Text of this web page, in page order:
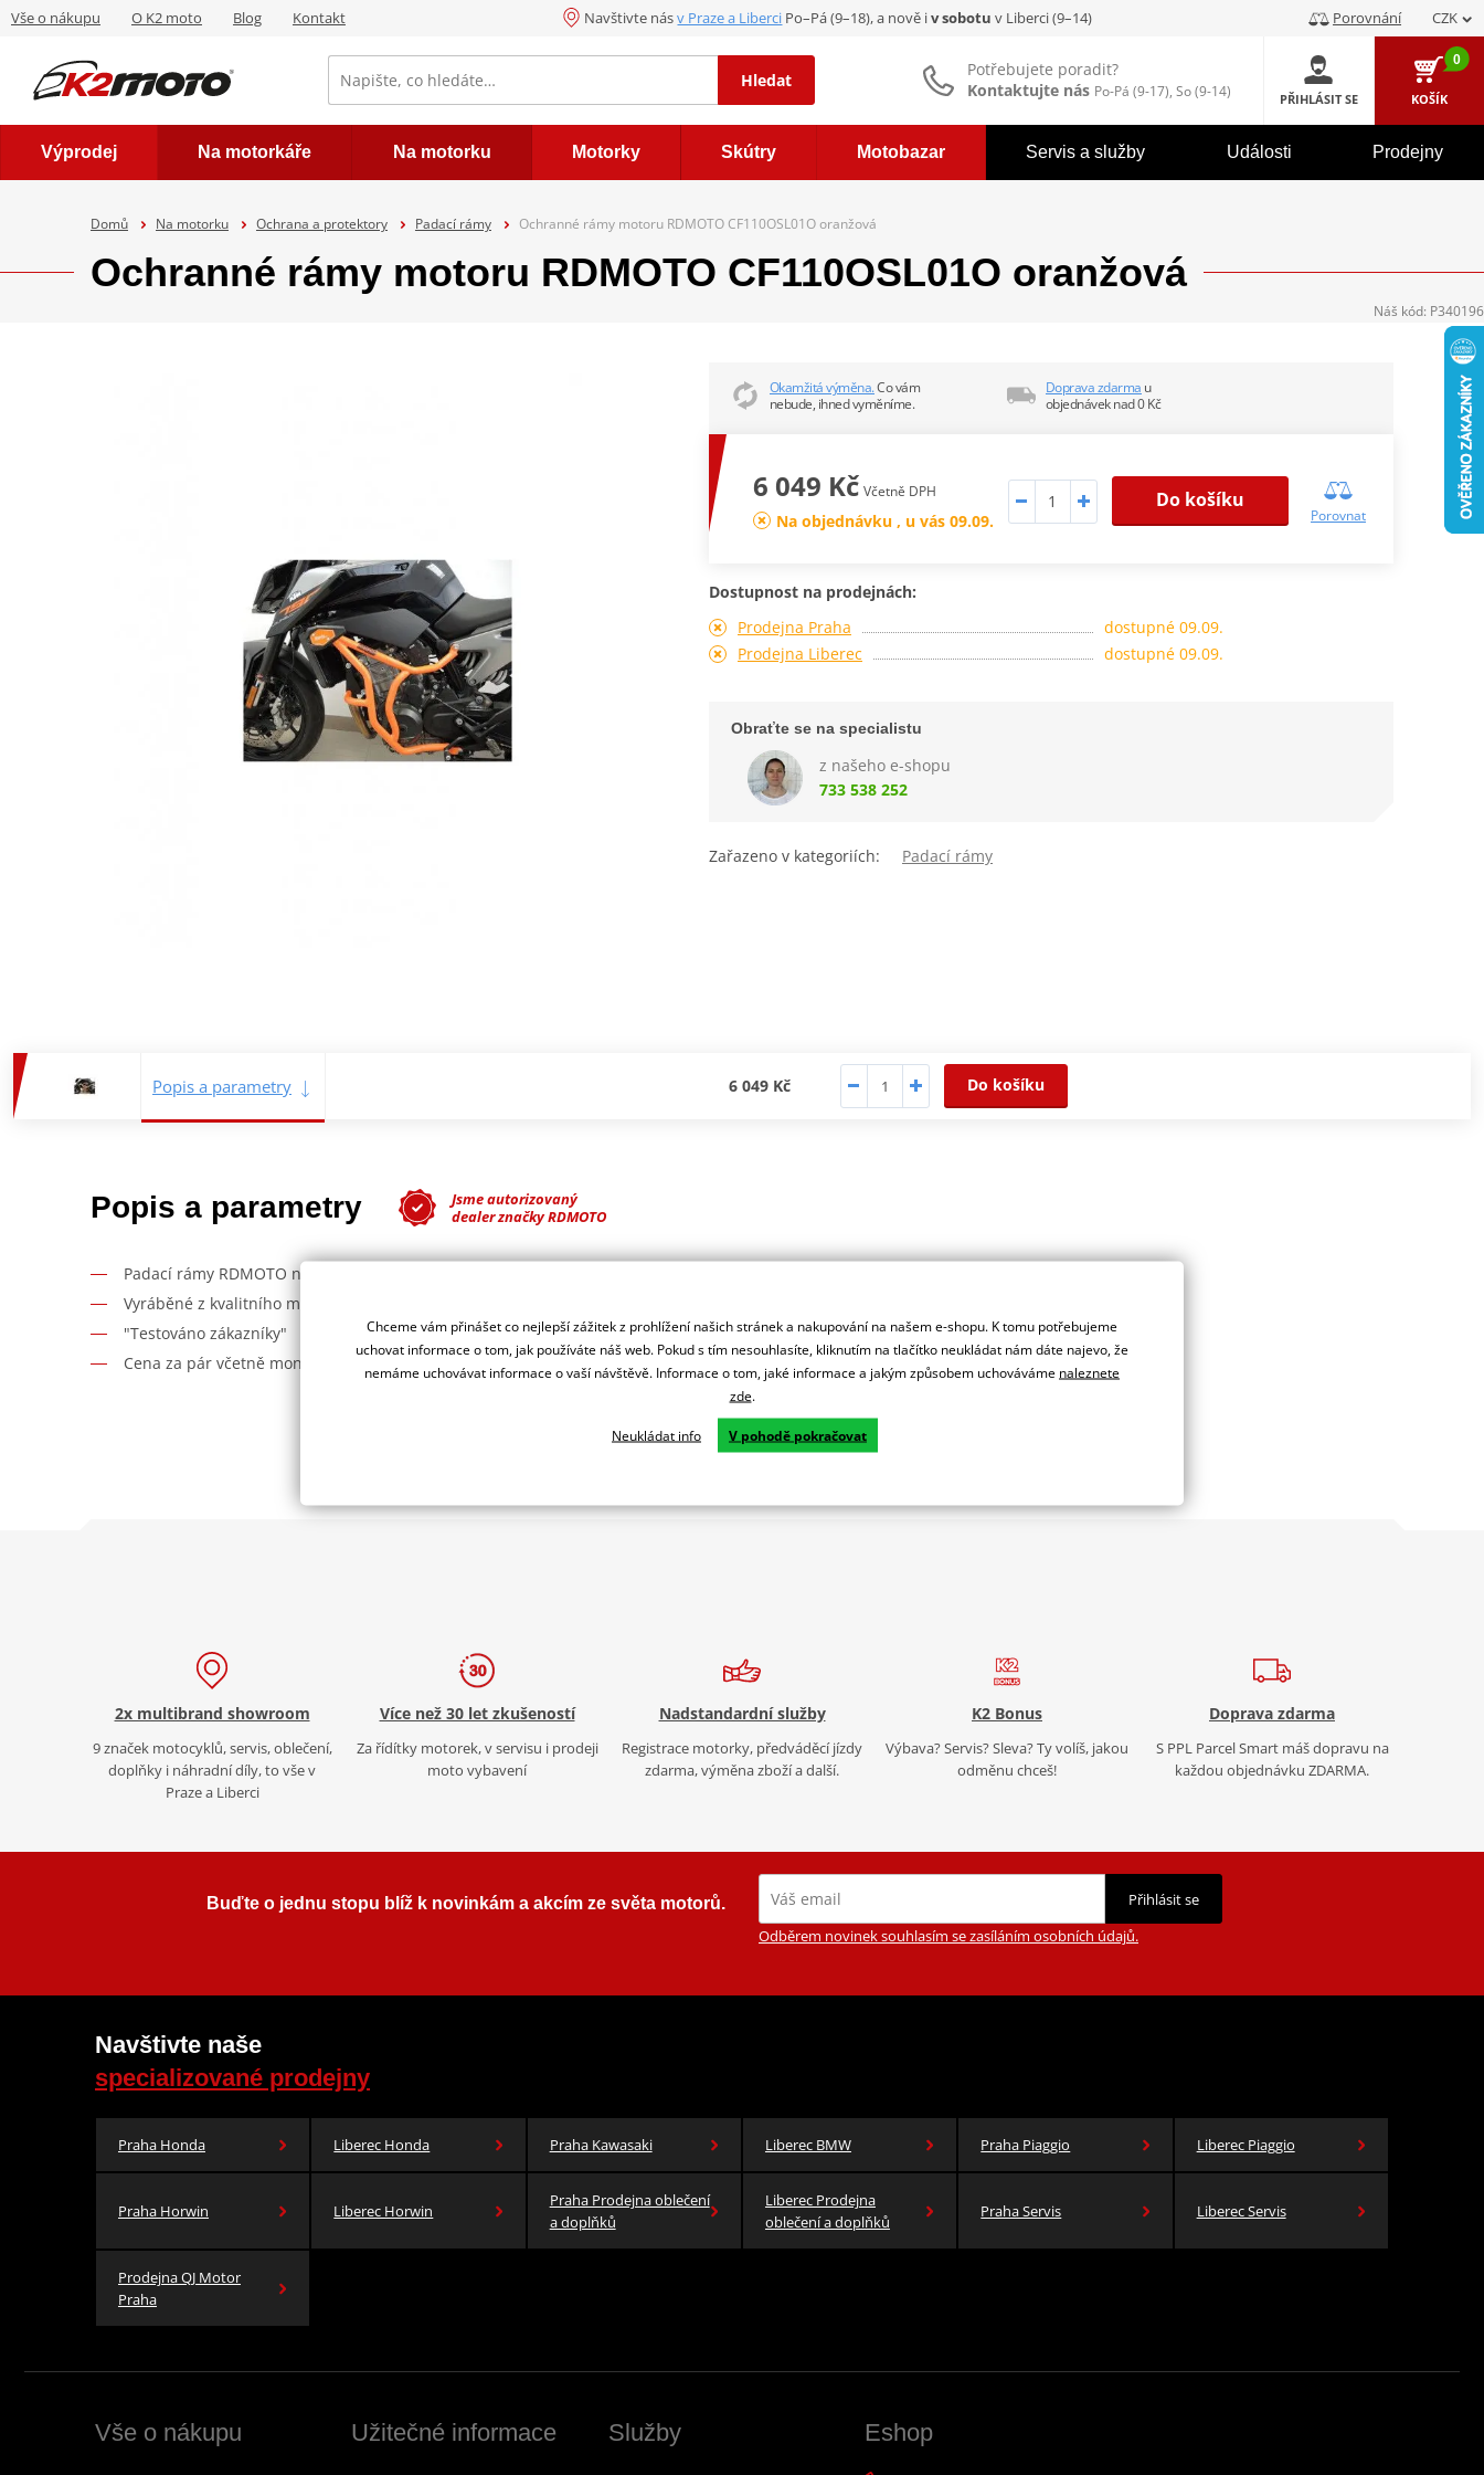
Vše o nákupu O K2 moto Blog Kontakt Navštivte násv Praze a Liberci Po–Pá (9–18), a nově iv sobotu v Liberci (9–14) Porovnání CZK
Hledat
Potřebujete poradit?
Kontaktujte nás Po-Pá (9-17), So (9-14) PŘIHLÁSIT SE
0
KOŠÍK
Výprodej Na motorkáře Na motorku Motorky Skútry Motobazar Servis a služby Události Prodejny
Domů Na motorku Ochrana a protektory Padací rámy Ochranné rámy motoru RDMOTO CF110OSL01O oranžová
Ochranné rámy motoru RDMOTO CF110OSL01O oranžová
Okamžitá výměna.Co vám
nebude, ihned vyměníme.
Doprava zdarma u
objednávek nad 0 Kč
6 049 Kč Včetně DPH
Na objednávku , u vás 09.09.
Do košíku
Porovnat
Dostupnost na prodejnách:
Prodejna Praha
dostupné 09.09.
Prodejna Liberec
dostupné 09.09.
Obraťte se na specialistu
z našeho e-shopu
733 538 252
Zařazeno v kategoriích: Padací rámy
Popis a parametry 6 049 Kč Do košíku
Popis a parametry
Jsme autorizovaný
dealer značky RDMOTO
Padací rámy RDMOTO nabízí maximální ochranu Vašeho motocyklu.
Vyráběné z kvalitního materiálu.
"Testováno zákazníky"
Cena za pár včetně montážní sady.
Náš kód: P340196
2x multibrand showroom
9 značek motocyklů, servis, oblečení,
doplňky i náhradní díly, to vše v
Praze a Liberci
Více než 30 let zkušeností
Za řídítky motorek, v servisu i prodeji
moto vybavení
Nadstandardní služby
Registrace motorky, předváděcí jízdy
zdarma, výměna zboží a další.
K2 Bonus
Výbava? Servis? Sleva? Ty volíš, jakou
odměnu chceš!
Doprava zdarma
S PPL Parcel Smart máš dopravu na
každou objednávku ZDARMA.
Buďte o jednu stopu blíž k novinkám a akcím ze světa motorů.
Přihlásit se
Odběrem novinek souhlasím se zasíláním osobních údajů.
Navštivte naše
specializované prodejny
Praha Honda Liberec Honda Praha Kawasaki Liberec BMW Praha Piaggio Liberec Piaggio
Praha Horwin Liberec Horwin
Praha Prodejna oblečení
a doplňků
Liberec Prodejna
oblečení a doplňků
Praha Servis Liberec Servis
Prodejna QJ Motor
Praha
Vše o nákupu Užitečné informace Služby Eshop
Chceme vám přinášet co nejlepší zážitek z prohlížení našich stránek a nakupování na našem e-shopu. K tomu potřebujeme
uchovat informace o tom, jak používáte náš web. Pokud s tím nesouhlasíte, kliknutím na tlačítko neukládat nám dáte najevo, že
nemáme uchovávat informace o vaší návštěvě. Informace o tom, jaké informace a jakým způsobem uchováváme naleznete
zde.
Neukládat info V pohodě pokračovat